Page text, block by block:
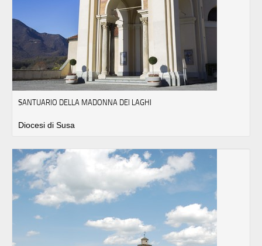
SANTUARIO DELLA MADONNA DEI LAGHI
Diocesi di Susa